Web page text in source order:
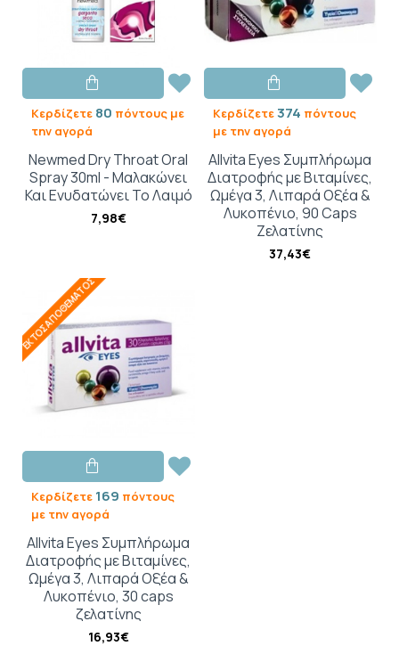
Κερδίζετε 80 πόντους με
την αγορά
Newmed Dry Throat Oral
Spray 30ml - Μαλακώνει
Και Ενυδατώνει Το Λαιμό
7,98€
Κερδίζετε374 πόντους
με την αγορά
Allvita Eyes Συμπλήρωμα
Διατροφής με Βιταμίνες,
Ωμέγα 3, Λιπαρά Οξέα &
Λυκοπένιο, 90 Caps
Ζελατίνης
37,43€
ΕΚΤΌΣ ΑΠΟΘΈΜΑΤΟΣ
Κερδίζετε 169 πόντους
με την αγορά
Allvita Eyes Συμπλήρωμα
Διατροφής με Βιταμίνες,
Ωμέγα 3, Λιπαρά Οξέα &
Λυκοπένιο, 30 caps
ζελατίνης
16,93€